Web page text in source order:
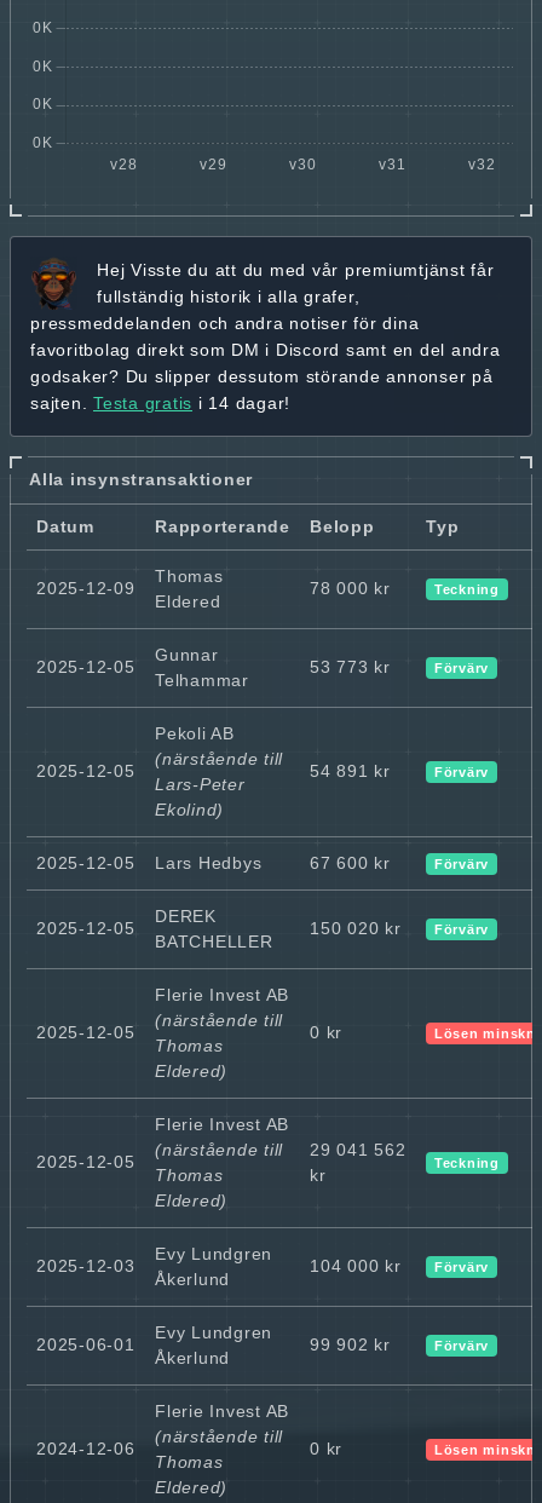
Hej Visste du att du med vår premiumtjänst får
fullständig historik i alla grafer,
pressmeddelanden och andra notiser för dina
favoritbolag direkt som DM i Discord samt en del andra
godsaker? Du slipper dessutom störande annonser på
sajten. Testa gratis i 14 dagar!
Alla insynstransaktioner
Datum Rapporterande Belopp Typ
2025-12-09
Thomas
Eldered
78 000 kr Teckning
2025-12-05
Gunnar
Telhammar
53 773 kr Förvärv
2025-12-05
Pekoli AB
(närstående till
Lars-Peter
Ekolind)
54 891 kr Förvärv
2025-12-05 Lars Hedbys 67 600 kr Förvärv
2025-12-05
DEREK
BATCHELLER
150 020 kr Förvärv
2025-12-05
Flerie Invest AB
(närstående till
Thomas
Eldered)
0 kr Lösen
2025-12-05
Flerie Invest AB
(närstående till
Thomas
Eldered)
29 041 562
kr
Teckning
2025-12-03
Evy Lundgren
Åkerlund
104 000 kr Förvärv
2025-06-01
Evy Lundgren
Åkerlund
99 902 kr Förvärv
2024-12-06
Flerie Invest AB
(närstående till
Thomas
Eldered)
0 kr Lösen